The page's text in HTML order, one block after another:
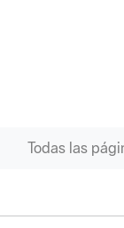
Todas las